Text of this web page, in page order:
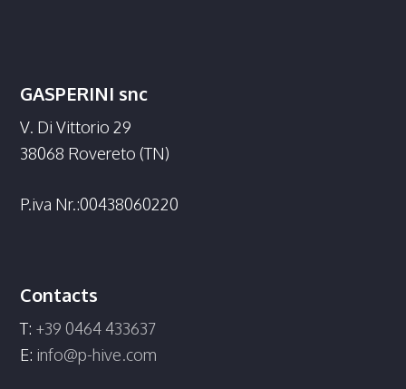
GASPERINI snc
V. Di Vittorio 29
38068 Rovereto (TN)
P.iva Nr.:00438060220
Contacts
T: +39 0464 433637
E: info@p-hive.com